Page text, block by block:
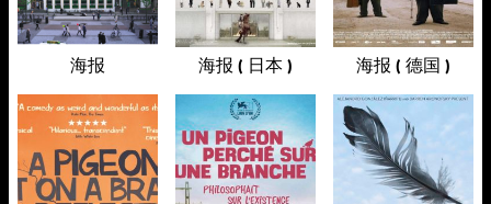
海报 海报 ( 日本 ) 海报 ( 德国 )